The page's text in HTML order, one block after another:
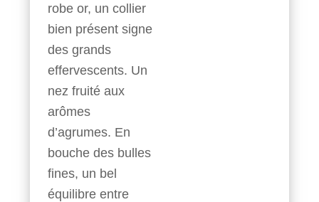
robe or, un collier
bien présent signe
des grands
effervescents. Un
nez fruité aux
arômes
d’agrumes. En
bouche des bulles
fines, un bel
équilibre entre